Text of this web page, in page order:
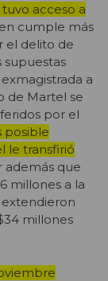
tuvo acceso a
cumple más
el delito de
supuestas
a
de Martel se
por el
posible
le transfirió
además que
millones a la
extendieron
millones